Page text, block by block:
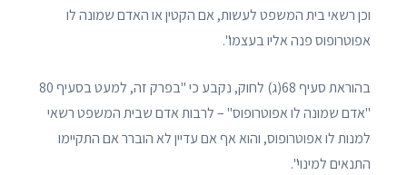
וכן רשאי בית המשפט לעשות, אם הקטין או האדם שמונה לו
אפוטרופוס פנה אליו בעצמו".
בהוראת סעיף 68(ג) לחוק, נקבע כי "בפרק זה, למעט בסעיף 80
"אדם שמונה לו אפוטרופוס" – לרבות אדם שבית המשפט רשאי
למנות לו אפוטרופוס, והוא אף אם עדיין לא הוברר אם התקיימו
התנאים למינוי".